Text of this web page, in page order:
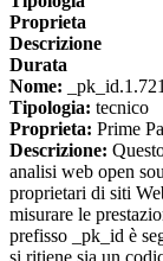
Proprieta
Descrizione
Durata
Nome:
Tipologia: tecnico
Proprieta: Prime
Descrizione:
analisi web open
proprietari di siti
misurare le
prefisso _pk_id è
si ritiene sia un